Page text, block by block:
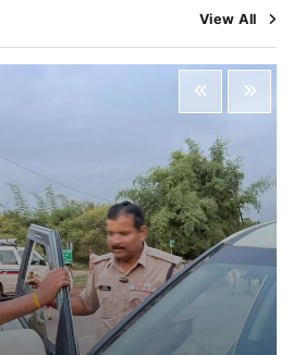
कॉरपोरेशन के जिला प्रबंधक पर केस दर्ज, फरार;
समिति में 25 लाख से अधिक का गेहूं सड़ा, 5,700
0
क्रेडिट कार्ड और क्यूआर कोड के नाम पर लाखों की
फर्जी सिम बेचने वाला आरोपी गिरफ्तार
Jat August 5, 2026 0
अभियान में नर्मदापुरम पुलिस की सख्त कार्रवाई
Jat August 5, 2026
View All